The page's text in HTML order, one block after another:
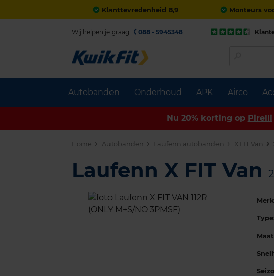
Klanttevredenheid 8,9 Monteurs
Autobanden Onderhoud APK Airco
Wij helpen je graag. 088 - 5945348
Nu 20% korting op Pirelli
Home Autobanden Laufenn autobanden X FIT Van
Laufenn X FIT Van